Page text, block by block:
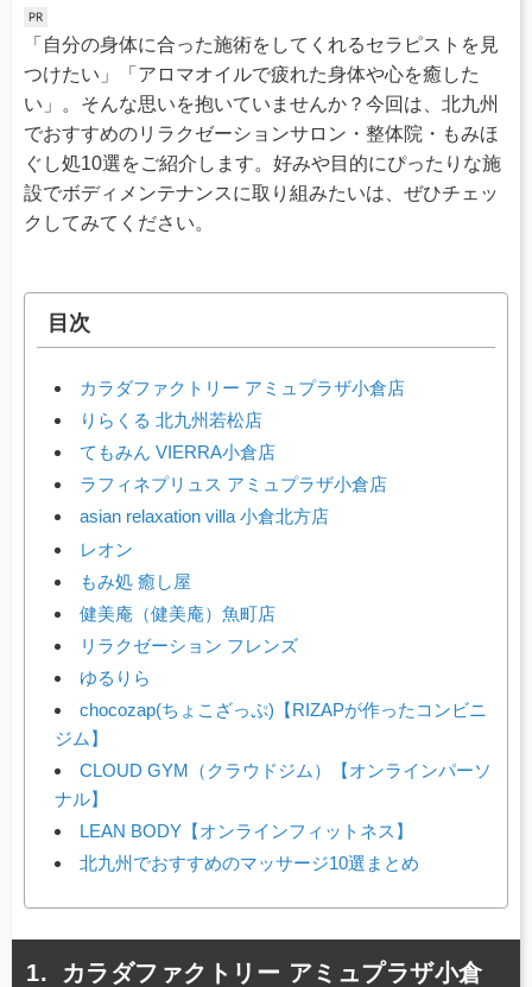
「自分の身体に合った施術をしてくれるセラピストを見
つけたい」「アロマオイルで疲れた身体や心を癒した
い」。そんな思いを抱いていませんか？今回は、北九州
でおすすめのリラクゼーションサロン・整体院・もみほ
ぐし処10選をご紹介します。好みや目的にぴったりな施
設でボディメンテナンスに取り組みたいは、ぜひチェッ
クしてみてください。
目次
カラダファクトリー アミュプラザ小倉店
りらくる 北九州若松店
てもみん VIERRA小倉店
ラフィネプリュス アミュプラザ小倉店
asian relaxation villa 小倉北方店
レオン
もみ処 癒し屋
健美庵（健美庵）魚町店
リラクゼーション フレンズ
ゆるりら
chocozap(ちょこざっぷ)【RIZAPが作ったコンビニ
ジム】
CLOUD GYM（クラウドジム）【オンラインパーソ
ナル】
LEAN BODY【オンラインフィットネス】
北九州でおすすめのマッサージ10選まとめ
カラダファクトリー アミュプラザ小倉